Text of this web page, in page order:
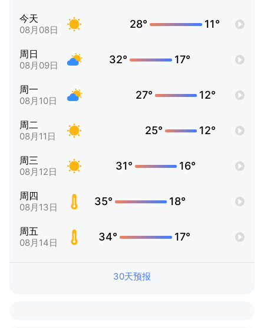
今天
08月08日 28° 11°
周日
08月09日 32° 17°
周一
08月10日 27° 12°
周二
08月11日 25° 12°
周三
08月12日 31° 16°
周四
08月13日 35° 18°
周五
08月14日 34° 17°
30天预报